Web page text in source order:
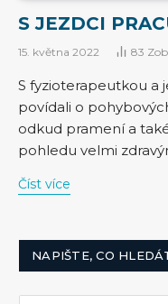
S JEZDCI
15. května 2022 83
S fyzioterapeutkou a
povídali o
odkud pramení a
pohledu velmi
Číst více
NAPIŠTE, CO